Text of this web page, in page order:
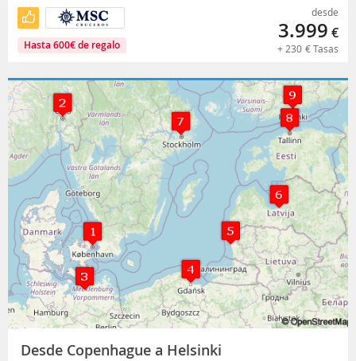
Hasta 600€de regalo
desde
3.999 €
+ 230 €Tasas
Desde Copenhague a Helsinki